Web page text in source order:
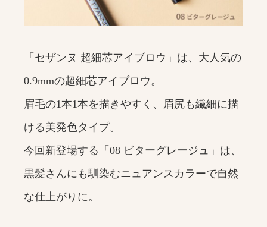
「セザンヌ 超細芯アイブロウ」は、大人気の
0.9mmの超細芯アイブロウ。
眉毛の1本1本を描きやすく、眉尻も繊細に描
ける美発色タイプ。
今回新登場する「08 ビターグレージュ」は、
黒髪さんにも馴染むニュアンスカラーで自然
な仕上がりに。